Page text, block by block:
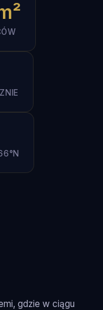
gdzie w ciągu